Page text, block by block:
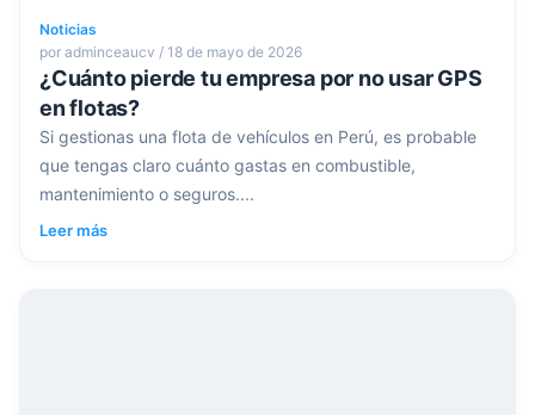
Noticias
por adminceaucv / 18 de mayo de 2026
¿Cuánto pierde tu empresa por no usar GPS
en flotas?
Si gestionas una flota de vehículos en Perú, es probable
que tengas claro cuánto gastas en combustible,
mantenimiento o seguros....
Leer más